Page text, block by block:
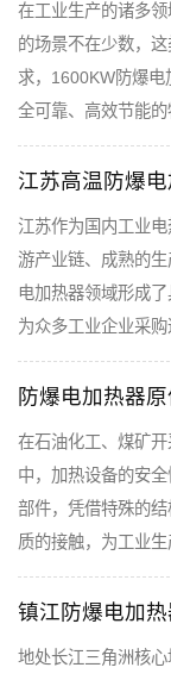
在工业生产的诸多
的场景不在少数，
求，1600KW防爆
全可靠、高效节能
江苏高温防爆
江苏作为国内工业
游产业链、成熟的
电加热器领域形成
为众多工业企业采
防爆电加热器原
在石油化工、煤矿
中，加热设备的安
部件，凭借特殊的
质的接触，为工业
镇江防爆电加热
地处长江三角洲核